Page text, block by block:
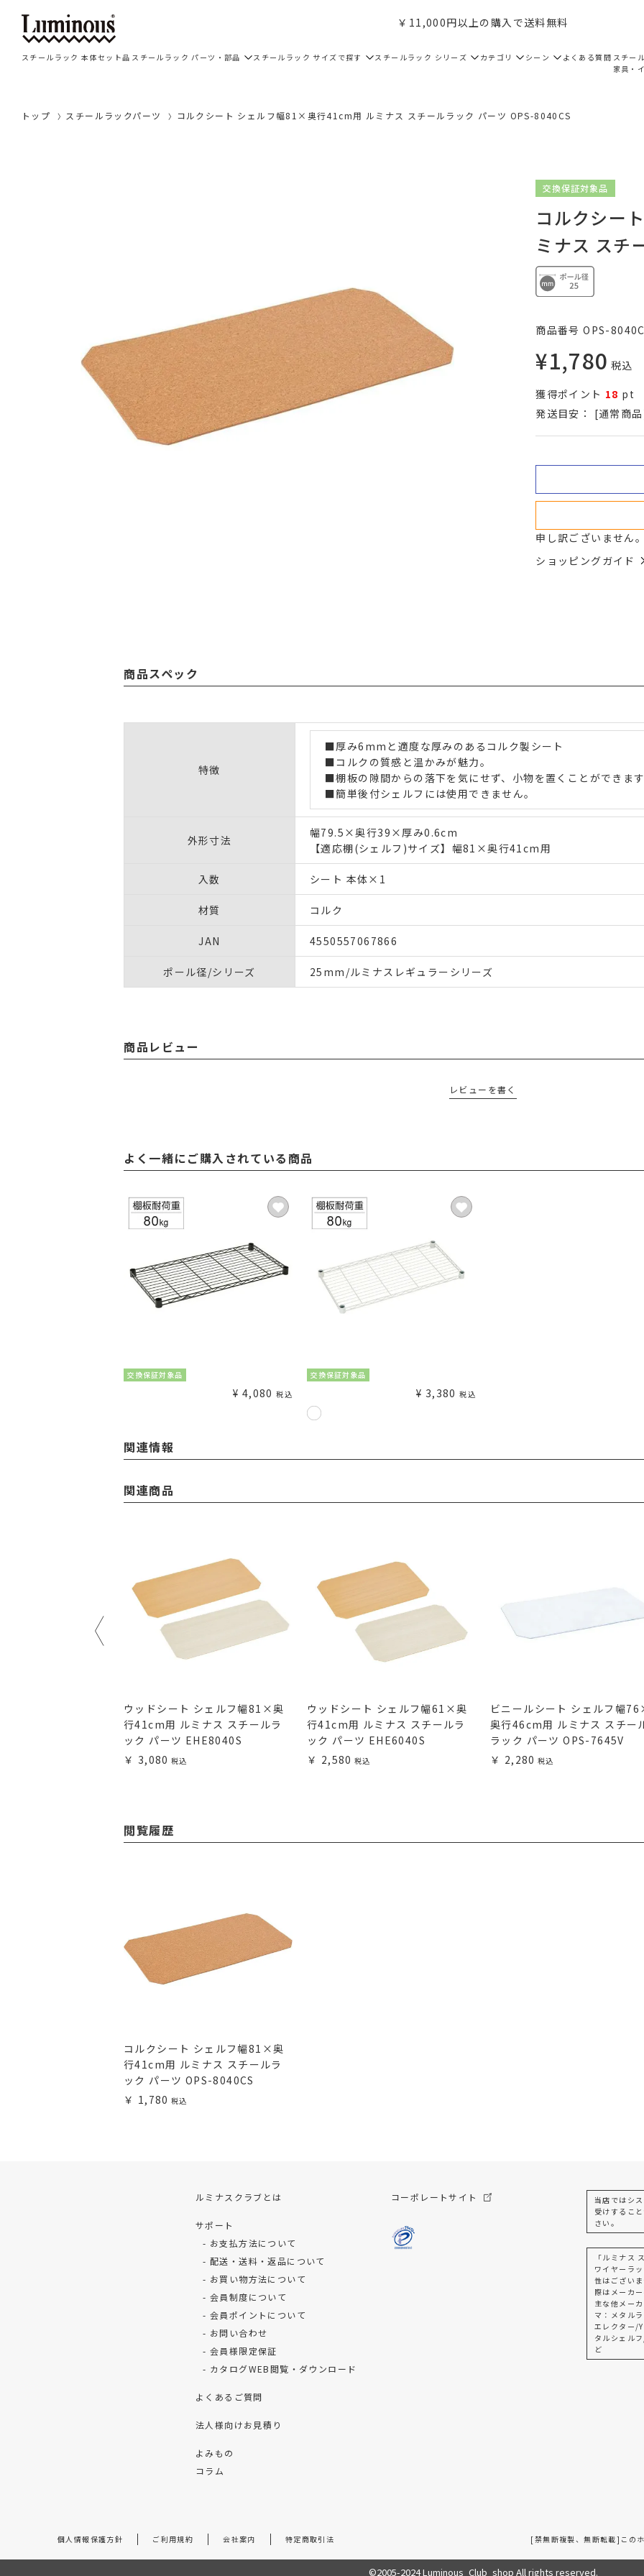
￥11,000円以上の購入で送料無料
スチールラック 本体セット品 スチールラック パーツ・部品 スチールラック サイズで探す スチールラック シリーズ カテゴリ シーン よくある質問 スチー
家具・
トップ スチールラックパーツ コルクシート シェルフ幅81×奥行41cm用 ルミナス スチールラック パーツ OPS-8040CS
交換保証対象品
コルクシー
ミナス スチ
商品番号 OPS-
¥1,780 税込
獲得ポイント 18 pt
発送目安：
[通常商
申し訳ございません
ショッピングガイド
商品スペック
特徴
■厚み6mmと適度な厚みのあるコルク製シート
■コルクの質感と温かみが魅力。
■棚板の隙間からの落下を気にせず、小物を置くことができま
■簡単後付シェルフには使用できません。
外形寸法
幅79.5×奥行39×厚み0.6cm
【適応棚(シェルフ)サイズ】幅81×奥行41cm用
入数 シート 本体×1
材質 コルク
JAN 4550557067866
ポール径/シリーズ 25mm/ルミナスレギュラーシリーズ
商品レビュー
レビューを書く
よく一緒にご購入されている商品
交換保証対象品
¥ 4,080 税込
交換保証対象品
¥ 3,380 税込
関連情報
関連商品
ウッドシート シェルフ幅81×奥
行41cm用 ルミナス スチールラ
ック パーツ EHE8040S
3,080
ウッドシート シェルフ幅61×奥
行41cm用 ルミナス スチールラ
ック パーツ EHE6040S
2,580
ビニールシート シェルフ幅
奥行46cm用 ルミナス スチー
ラック パーツ OPS-7645V
2,280
閲覧履歴
コルクシート シェルフ幅81×奥
行41cm用 ルミナス スチールラ
ック パーツ OPS-8040CS
1,780
ルミナスクラブとは
サポート
お支払方法について
配送・送料・返品について
お買い物方法について
会員制度について
会員ポイントについて
お問い合わせ
会員様限定保証
カタログWEB閲覧・ダウンロード
よくあるご質問
法人様向けお見積り
よみもの
コラム
コーポレートサイト
当店ではシ
受けするこ
さい。
「ルミナス
ワイヤーラ
性はござい
際はメーカ
主な他メー
マ：メタル
エレクター/
タルシェル
ど
個人情報保護方針 ご利用規約 会社案内 特定商取引法 [禁無断複製、無断転載]この
©2005-2024 Luminous_Club_shop All rights reserved.